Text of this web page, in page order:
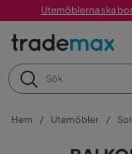
Utemöblerna ska
Hem Utemöbler